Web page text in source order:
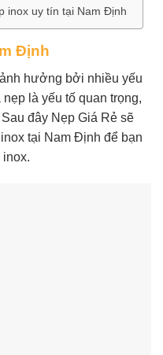
inox uy tín tại Nam Định
Định
hưởng bởi nhiều yếu
là yếu tố quan trọng,
đây Nẹp Giá Rẻ sẽ
tại Nam Định để bạn